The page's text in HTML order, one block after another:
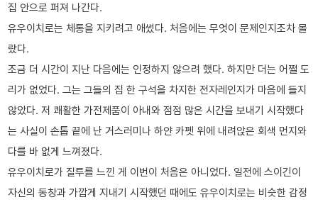
집 안으로 퍼져 나간다.
유우이치로는 체통을 지키려고 애썼다. 처음에는 무엇이 문제인지조차 몰
랐다.
조금 더 시간이 지난 다음에는 인정하지 않으려 했다. 하지만 더는 어쩔 도
리가 없었다. 그는 그들의 집 한 구석을 차지한 전자레인지가 마음에 들지
않았다. 저 쾌활한 가전제품이 아내와 점점 많은 시간을 보내기 시작했다
는 사실이 손톱 끝에 난 거스러미나 하얀 카펫 위에 내려앉은 회색 먼지와
다를 바 없게 느껴졌다.
유우이치로가 질투를 느낀 게 이번이 처음은 아니었다. 일전에 스이긴이
자신의 동창과 가깝게 지내기 시작했던 때에도 유우이치로는 비슷한 감정